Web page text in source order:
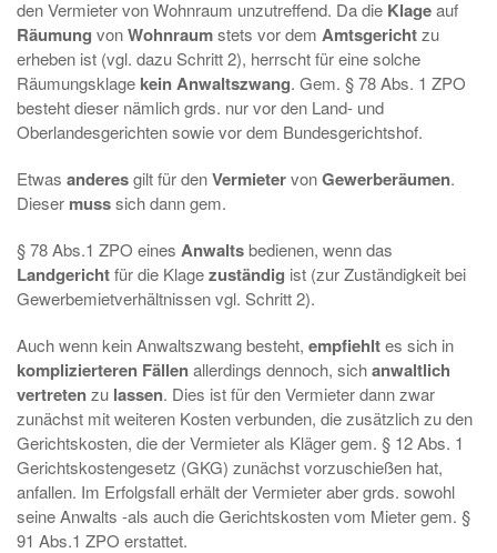
den Vermieter von Wohnraum unzutreffend. Da die Klageauf
Räumung vonWohnraumstets vor dem Amtsgerichtzu
erheben ist (vgl. dazu Schritt 2), herrscht für eine solche
Räumungsklage kein Anwaltszwang. Gem. § 78 Abs. 1 ZPO
besteht dieser nämlich grds. nur vor den Land- und
Oberlandesgerichten sowie vor dem Bundesgerichtshof.
Etwas anderesgilt für denVermietervonGewerberäumen.
Dieser musssich dann gem.
§ 78 Abs.1 ZPO eines Anwaltsbedienen, wenn das
Landgerichtfür die Klagezuständig ist (zur Zuständigkeit bei
Gewerbemietverhältnissen vgl. Schritt 2).
Auch wenn kein Anwaltszwang besteht, empfiehltes sich in
komplizierteren Fällenallerdings dennoch, sichanwaltlich
vertretenzu lassen. Dies ist für den Vermieter dann zwar
zunächst mit weiteren Kosten verbunden, die zusätzlich zu den
Gerichtskosten, die der Vermieter als Kläger gem. § 12 Abs. 1
Gerichtskostengesetz (GKG) zunächst vorzuschießen hat,
anfallen. Im Erfolgsfall erhält der Vermieter aber grds. sowohl
seine Anwalts -als auch die Gerichtskosten vom Mieter gem. §
91 Abs.1 ZPO erstattet.